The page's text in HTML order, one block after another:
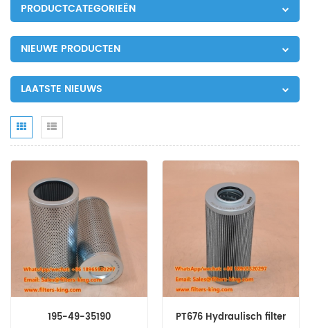
PRODUCTCATEGORIEËN
NIEUWE PRODUCTEN
LAATSTE NIEUWS
195-49-35190
PT676 Hydraulisch filter